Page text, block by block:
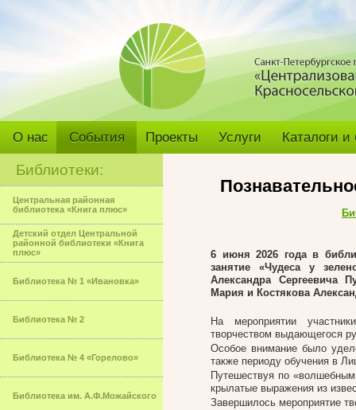
О нас События Проекты Услуги Каталоги
Библиотеки:
Центральная районная
библиотека «Книга плюс»
Детский отдел Центральной
районной библиотеки «Книга
плюс»
Библиотека № 1 «Ивановка»
Библиотека № 2
Библиотека № 4 «Горелово»
Библиотека им. А.Ф.Можайского
6 июня 2026 года в
занятие «Чудеса у
Александра Сергеевича
Мария и Костякова
На мероприятии
творчеством выдающегося
Особое внимание было
также периоду обучения в
Путешествуя по
крылатые выражения из
Завершилось мероприятие